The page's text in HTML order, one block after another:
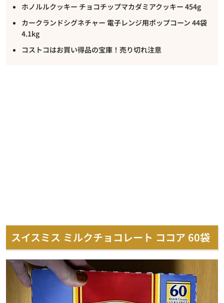
ホノルルクッキー チョコチップマカダミアクッキー 454g
カークランドシグネチャー 電子レンジ用ポップコーン 44袋
4.1kg
コストコはお買い得品の宝庫！売り切れ注意
スイスミス ミルクチョコレート ココア 60袋